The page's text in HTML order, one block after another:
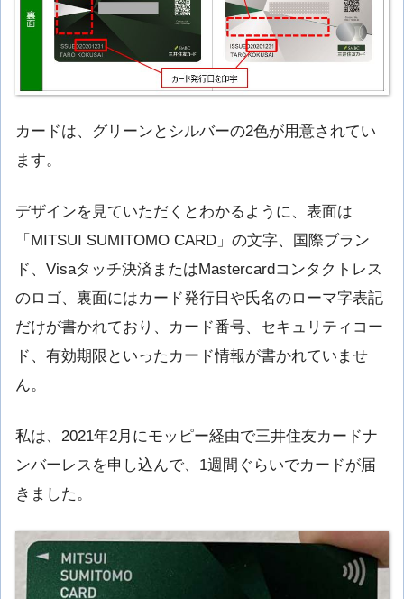
カードは、グリーンとシルバーの2色が用意されてい
ます。
デザインを見ていただくとわかるように、表面は
「MITSUI SUMITOMO CARD」の文字、国際ブラン
ド、Visaタッチ決済またはMastercardコンタクトレス
のロゴ、裏面にはカード発行日や氏名のローマ字表記
だけが書かれており、カード番号、セキュリティコー
ド、有効期限といったカード情報が書かれていませ
ん。
私は、2021年2月にモッピー経由で三井住友カードナ
ンバーレスを申し込んで、1週間ぐらいでカードが届
きました。